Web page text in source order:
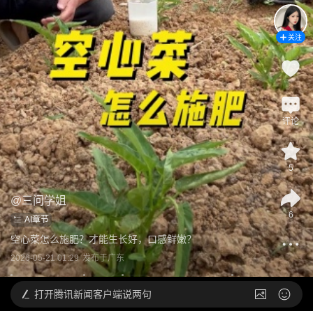
@三问学姐
AI章节
空心菜怎么施肥？才能生长好，口感鲜嫩？
2026-05-21 01:29 发布于广东
关注
评论
5
6
打开腾讯新闻客户端说两句